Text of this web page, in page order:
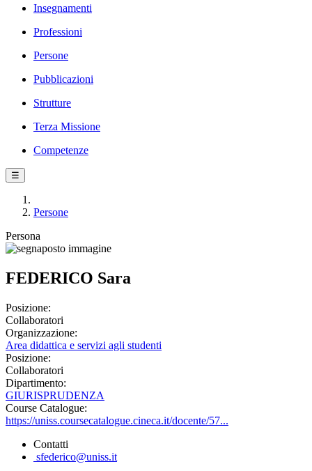
Insegnamenti
Professioni
Persone
Pubblicazioni
Strutture
Terza Missione
Competenze
☰
Persone
Persona
FEDERICO Sara
Posizione:
Collaboratori
Organizzazione:
Area didattica e servizi agli studenti
Posizione:
Collaboratori
Dipartimento:
GIURISPRUDENZA
Course Catalogue:
https://uniss.coursecatalogue.cineca.it/docente/57...
Contatti
sfederico@uniss.it